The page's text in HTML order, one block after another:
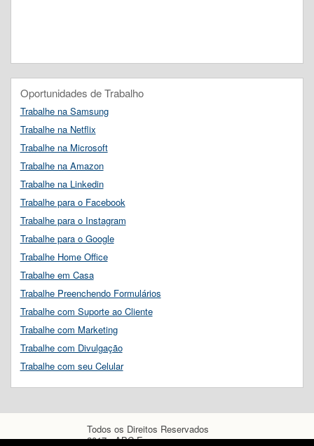
Oportunidades de Trabalho
Trabalhe na Samsung
Trabalhe na Netflix
Trabalhe na Microsoft
Trabalhe na Amazon
Trabalhe na Linkedin
Trabalhe para o Facebook
Trabalhe para o Instagram
Trabalhe para o Google
Trabalhe Home Office
Trabalhe em Casa
Trabalhe Preenchendo Formulários
Trabalhe com Suporte ao Cliente
Trabalhe com Marketing
Trabalhe com Divulgação
Trabalhe com seu Celular
Todos os Direitos Reservados
2017 - ABC Empregos